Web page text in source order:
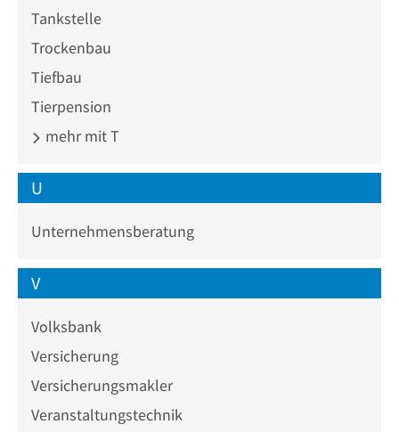
Tankstelle
Trockenbau
Tiefbau
Tierpension
mehr mit T
U
Unternehmensberatung
V
Volksbank
Versicherung
Versicherungsmakler
Veranstaltungstechnik